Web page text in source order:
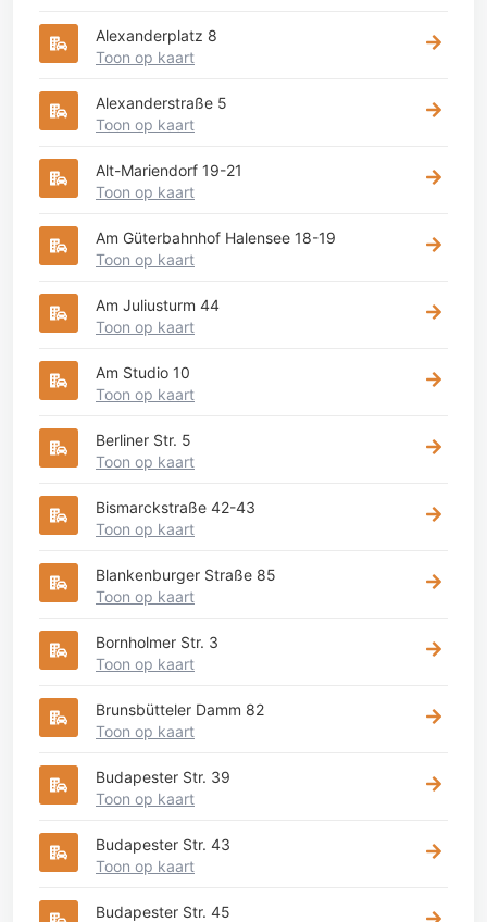
Alexanderplatz 8
Toon op kaart
Alexanderstraße 5
Toon op kaart
Alt-Mariendorf 19-21
Toon op kaart
Am Güterbahnhof Halensee 18-19
Toon op kaart
Am Juliusturm 44
Toon op kaart
Am Studio 10
Toon op kaart
Berliner Str. 5
Toon op kaart
Bismarckstraße 42-43
Toon op kaart
Blankenburger Straße 85
Toon op kaart
Bornholmer Str. 3
Toon op kaart
Brunsbütteler Damm 82
Toon op kaart
Budapester Str. 39
Toon op kaart
Budapester Str. 43
Toon op kaart
Budapester Str. 45